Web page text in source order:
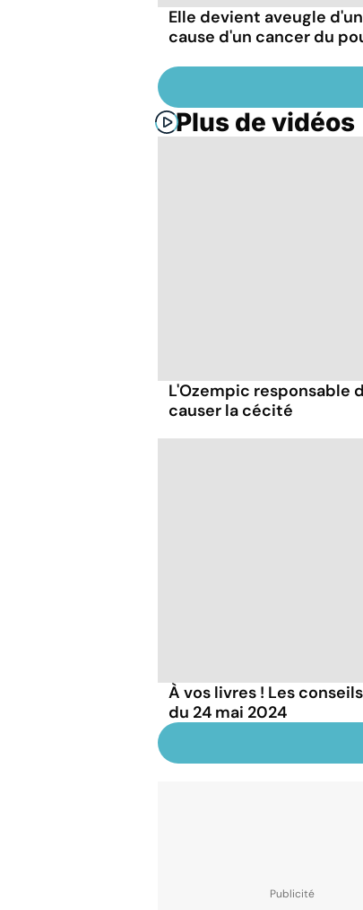
Elle devient aveugle
cause d'un cancer du
Plus de vidéos
L'Ozempic responsable
causer la cécité
À vos livres ! Les
du 24 mai 2024